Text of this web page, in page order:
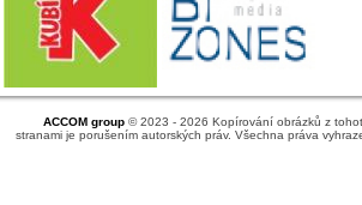
ACCOM group© 2023 - 2026 Kopírování obrázků z
stranami je porušením autorských práv. Všechna práva